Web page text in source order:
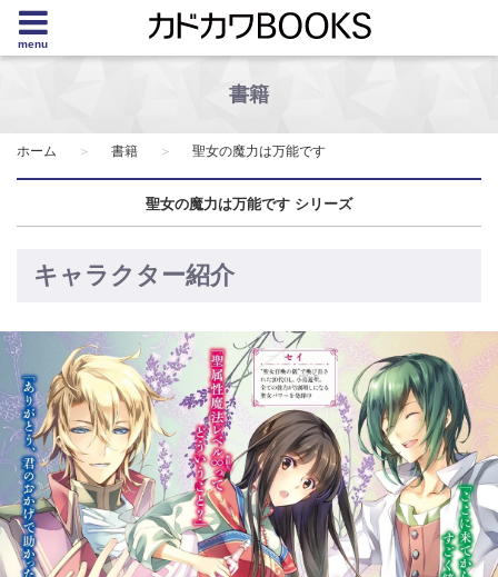
menu
書籍
ホーム 書籍 聖女の魔力は万能です
聖女の魔力は万能です シリーズ
キャラクター紹介